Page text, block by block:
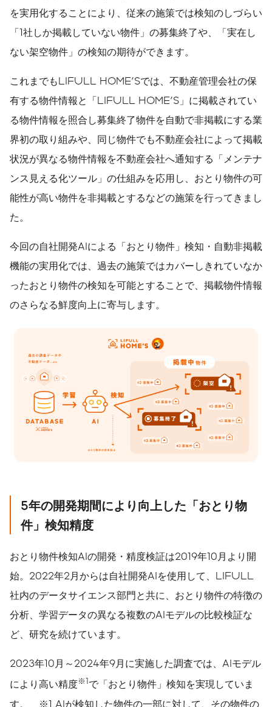
を実用化することにより、従来の施策では検知のしづらい
「1社しか掲載していない物件」の募集終了や、「実在し
ない架空物件」の検知の期待ができます。
これまでもLIFULL HOME'Sでは、不動産管理会社の保
有する物件情報と「LIFULL HOME'S」に掲載されてい
る物件情報を照合し募集終了物件を自動で非掲載にする業
界初の取り組みや、同じ物件でも不動産会社によって掲載
状況が異なる物件情報を不動産会社へ通知する「メンテナ
ンス見える化ツール」の仕組みを応用し、おとり物件の可
能性が高い物件を非掲載とするなどの施策を行ってきまし
た。
今回の自社開発AIによる「おとり物件」検知・自動非掲載
機能の実用化では、過去の施策ではカバーしきれていなか
ったおとり物件の検知を可能とすることで、掲載物件情報
のさらなる鮮度向上に寄与します。
5年の開発期間により向上した「おとり物
件」検知精度
おとり物件検知AIの開発・精度検証は2019年10月より開
始。2022年2月からは自社開発AIを使用して、LIFULL
社内のデータサイエンス部門と共に、おとり物件の特徴の
分析、学習データの異なる複数のAIモデルの比較検証な
ど、研究を続けています。
2023年10月～2024年9月に実施した調査では、AIモデル
により高い精度※1で「おとり物件」検知を実現していま
す。 ※1 AIが検知した物件の一部に対して、その物件の